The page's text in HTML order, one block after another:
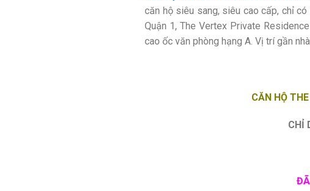
căn hộ siêu sang, siêu cao cấp, chỉ
Quận 1, The Vertex Private
cao ốc văn phòng hạng A. Vị trí gần
CĂN HỘ
CHỈ